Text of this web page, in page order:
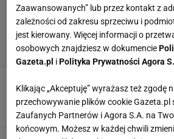
ty masz święty spokój
AKCESORIA ZWIERZĘTA
Zaawansowanych” lub przez kontakt z
zależności od zakresu sprzeciwu i
jest kierowany. Więcej informacji o
osobowych znajdziesz w dokumencie
Gazeta.pl iPolityka Prywatności Agora
Klikając „Akceptuję” wyrażasz też zgodę
przechowywanie plików cookie Gazeta.pl
Zaufanych Partnerów i Agora S.A. na
końcowym. Możesz w każdej chwili